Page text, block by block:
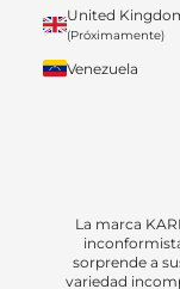
United
(Próximamente)
Venezuela
La marca
sorprende a
variedad